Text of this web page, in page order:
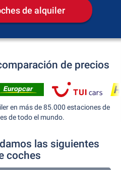
de alquiler
de precios
en más de 85.000 estaciones de
de todo el mundo.
las siguientes
coches